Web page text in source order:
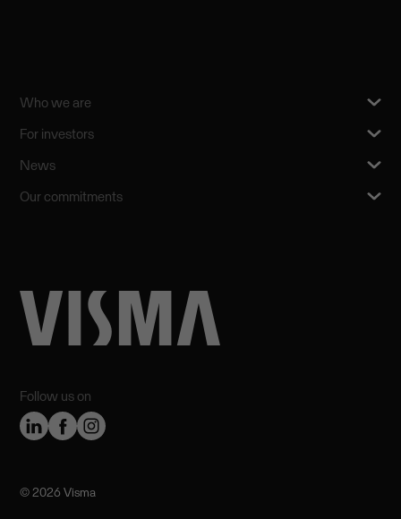
Follow us on
Who we are
For investors
News
Our commitments
©️ 2026 Visma